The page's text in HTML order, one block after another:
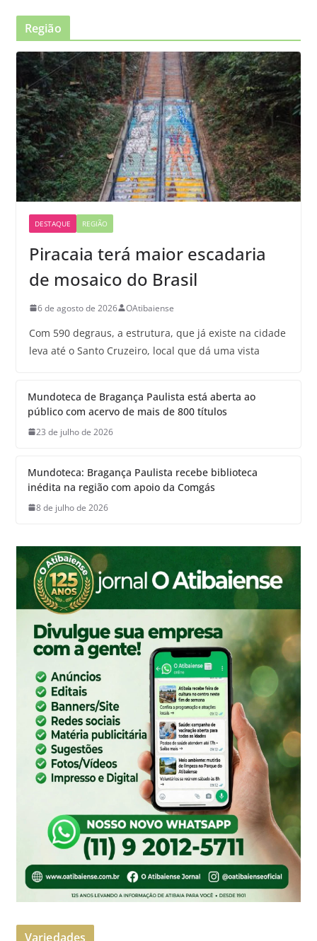
Região
DESTAQUE REGIÃO
Piracaia terá maior escadaria
de mosaico do Brasil
6 de agosto de 2026 OAtibaiense
Com 590 degraus, a estrutura, que já existe na cidade
leva até o Santo Cruzeiro, local que dá uma vista
Mundoteca de Bragança Paulista está aberta ao
público com acervo de mais de 800 títulos
23 de julho de 2026
Mundoteca: Bragança Paulista recebe biblioteca
inédita na região com apoio da Comgás
8 de julho de 2026
Variedades